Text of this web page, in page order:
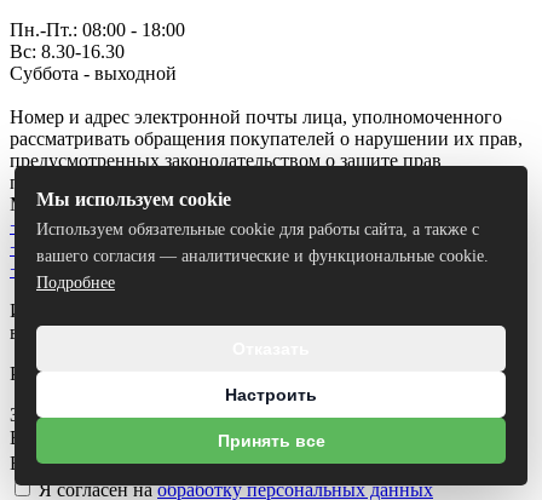
Пн.-Пт.: 08:00 - 18:00
Вс: 8.30-16.30
Суббота - выходной
Номер и адрес электронной почты лица, уполномоченного
рассматривать обращения покупателей о нарушении их прав,
предусмотренных законодательством о защите прав
потребителей: +375 (177) 74 27 77 , boritorg@list.ru
Минская область, Борисов, улица Дёмина, 35Б
+375 (29) 687-27-93
+375 (44) 774 32 03
+375 (29) 151 40 24
Использование материалов сайта только с разрешения
владельца.
Разработка сайта
Заказать звонок
Ваше имя
Ваш номер телефона*
Я согласен наобработку персональных данных
Мы используем cookie
Используем обязательные cookie для работы сайта, а также с
вашего согласия — аналитические и функциональные cookie.
Подробнее
Настроить
Принять все